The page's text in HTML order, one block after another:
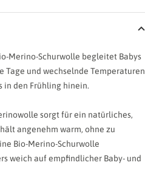
Herz Mond
Merino-Schurwolle begleitet Babys
Tage und wechselnde Temperaturen
in den Frühling hinein.
sorgt für ein natürliches,
angenehm warm, ohne zu
Bio-Merino-Schurwolle
weich auf empfindlicher Baby- und